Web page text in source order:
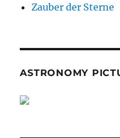
Zauber der Sterne
ASTRONOMY